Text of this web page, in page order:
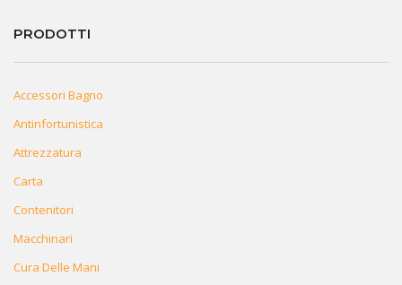
PRODOTTI
Accessori Bagno
Antinfortunistica
Attrezzatura
Carta
Contenitori
Macchinari
Cura Delle Mani